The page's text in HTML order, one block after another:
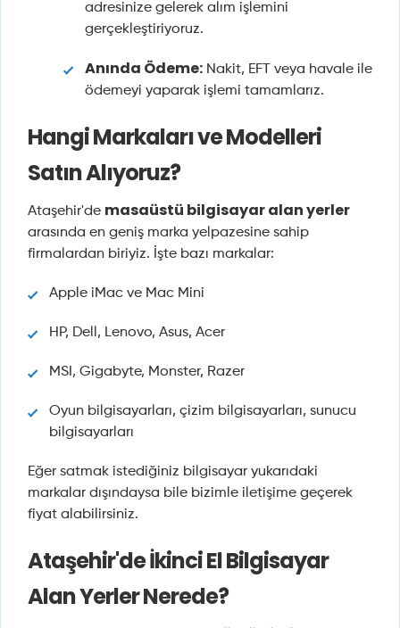
adresinize gelerek alım işlemini
gerçekleştiriyoruz.
Anında Ödeme: Nakit, EFT veya havale ile
ödemeyi yaparak işlemi tamamlarız.
Hangi Markaları ve Modelleri
Satın Alıyoruz?
Ataşehir'de masaüstü bilgisayar alan yerler
arasında en geniş marka yelpazesine sahip
firmalardan biriyiz. İşte bazı markalar:
Apple iMac ve Mac Mini
HP, Dell, Lenovo, Asus, Acer
MSI, Gigabyte, Monster, Razer
Oyun bilgisayarları, çizim bilgisayarları, sunucu
bilgisayarları
Eğer satmak istediğiniz bilgisayar yukarıdaki
markalar dışındaysa bile bizimle iletişime geçerek
fiyat alabilirsiniz.
Ataşehir'de İkinci El Bilgisayar
Alan Yerler Nerede?